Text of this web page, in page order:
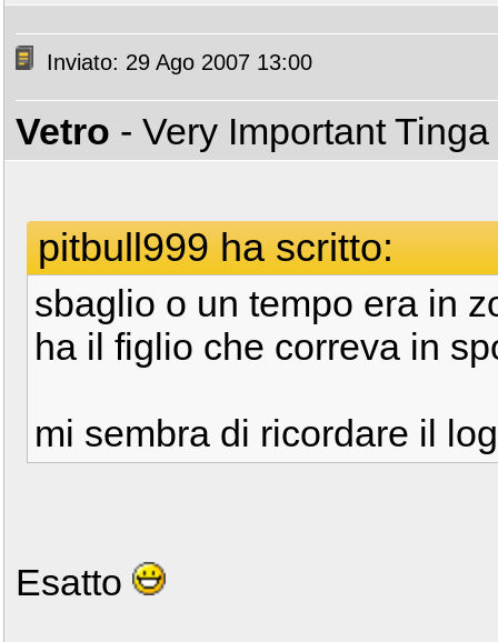
Inviato: 29 Ago 2007 13:00
Vetro - Very Important Tinga
pitbull999 ha scritto:
sbaglio o un tempo era in
ha il figlio che correva in
mi sembra di ricordare il
Esatto